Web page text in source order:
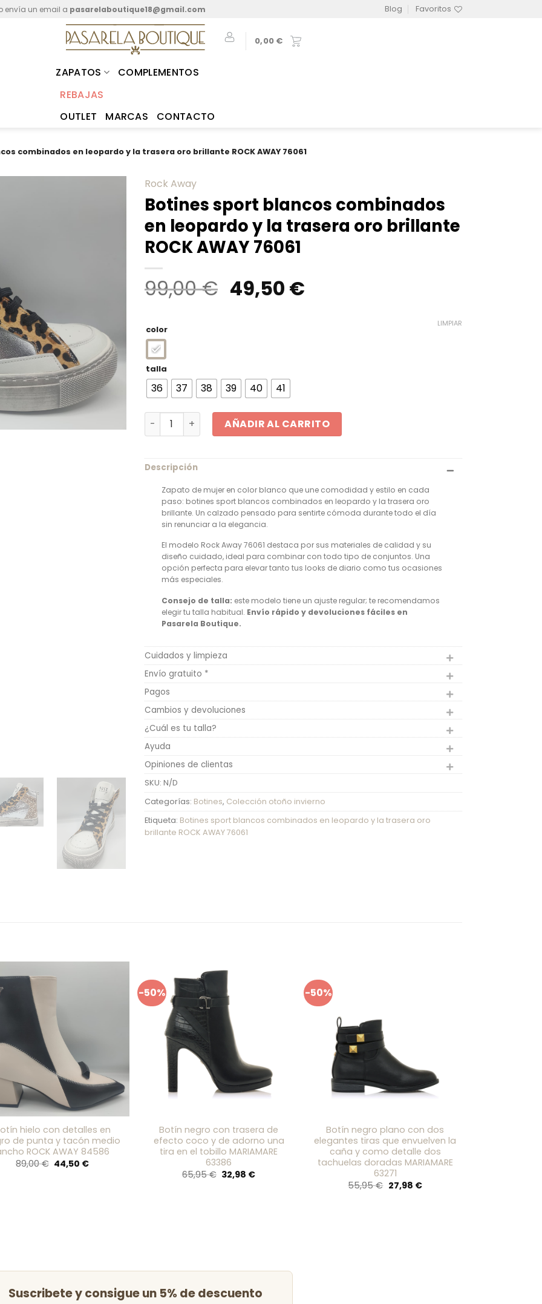
envía un email a pasarelaboutique18@gmail.com Blog Favoritos
0,00 €
ZAPATOS
COMPLEMENTOS
REBAJAS
OUTLET
MARCAS CONTACTO
combinados en leopardo y la trasera oro brillante ROCK AWAY 76061
Rock Away
Botines sport blancos combinados
en leopardo y la trasera oro brillante
ROCK AWAY 76061
99,00€ El
precio
49,50 €El
color
talla
36 37 38 39 40 41
LIMPIAR
Botines sport blancos combinados en leopardo y la trasera oro brillante ROCK AWAY
AÑADIR AL CARRITO
Descripción
Zapato de mujer en color blanco que une comodidad y estilo en cada
paso: botines sport blancos combinados en leopardo y la trasera oro
brillante. Un calzado pensado para sentirte cómoda durante todo el día
sin renunciar a la elegancia.
El modelo Rock Away 76061 destaca por sus materiales de calidad y su
diseño cuidado, ideal para combinar con todo tipo de conjuntos. Una
opción perfecta para elevar tanto tus looks de diario como tus ocasiones
más especiales.
Consejo de talla: este modelo tiene un ajuste regular; te recomendamos
elegir tu talla habitual. Envío rápido y devoluciones fáciles en
Pasarela Boutique.
Cuidados y limpieza
Envío gratuito *
Pagos
Cambios y devoluciones
¿Cuál es tu talla?
Ayuda
Opiniones de clientas
SKU: N/D
Categorías: Botines, Colección otoño invierno
Etiqueta: Botines sport blancos combinados en leopardo y la trasera oro
brillante ROCK AWAY 76061
hielo con detalles en
de punta y tacón medio
ROCK AWAY 84586
89,00€ El
precio
44,50 €El
-50%
Botín negro con trasera de
efecto coco y de adorno una
tira en el tobillo MARIAMARE
63386
65,95€ El
precio
32,98 €El
-50%
Botín negro plano con dos
elegantes tiras que envuelven la
caña y como detalle dos
tachuelas doradas MARIAMARE
63271
55,95€ El
precio
27,98 €El
Suscribete y consigue un 5% de descuento